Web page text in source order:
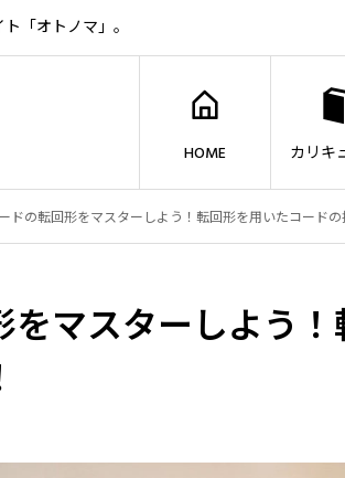
「オトノマ」。
HOME カリキ
ドの転回形をマスターしよう！転回形を用いたコードの
をマスターしよう